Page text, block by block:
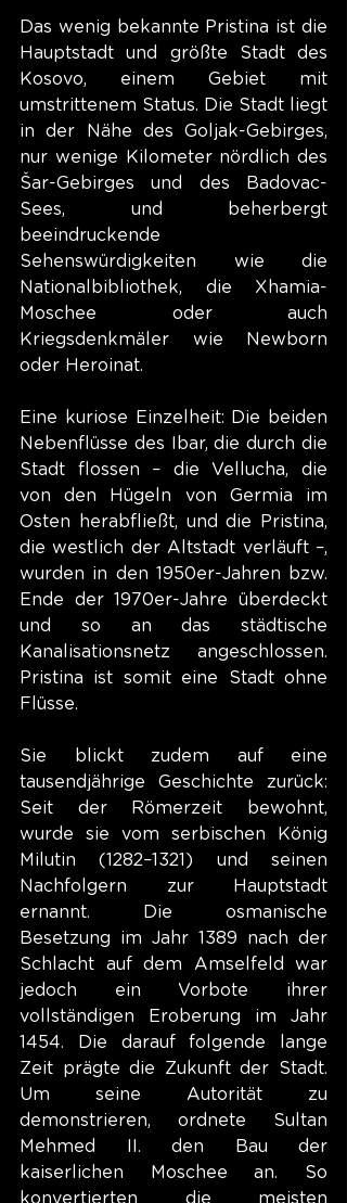
Das wenig bekannte Pristina ist die
Hauptstadt und größte Stadt des
Kosovo, einem Gebiet mit
umstrittenem Status. Die Stadt liegt
in der Nähe des Goljak-Gebirges,
nur wenige Kilometer nördlich des
Šar-Gebirges und des Badovac-
Sees, und beherbergt
beeindruckende
Sehenswürdigkeiten wie die
Nationalbibliothek, die Xhamia-
Moschee oder auch
Kriegsdenkmäler wie Newborn
oder Heroinat.
Eine kuriose Einzelheit: Die beiden
Nebenflüsse des Ibar, die durch die
Stadt flossen – die Vellucha, die
von den Hügeln von Germia im
Osten herabfließt, und die Pristina,
die westlich der Altstadt verläuft –,
wurden in den 1950er-Jahren bzw.
Ende der 1970er-Jahre überdeckt
und so an das städtische
Kanalisationsnetz angeschlossen.
Pristina ist somit eine Stadt ohne
Flüsse.
Sie blickt zudem auf eine
tausendjährige Geschichte zurück:
Seit der Römerzeit bewohnt,
wurde sie vom serbischen König
Milutin (1282–1321) und seinen
Nachfolgern zur Hauptstadt
ernannt. Die osmanische
Besetzung im Jahr 1389 nach der
Schlacht auf dem Amselfeld war
jedoch ein Vorbote ihrer
vollständigen Eroberung im Jahr
1454. Die darauf folgende lange
Zeit prägte die Zukunft der Stadt.
Um seine Autorität zu
demonstrieren, ordnete Sultan
Mehmed II. den Bau der
kaiserlichen Moschee an. So
konvertierten die meisten